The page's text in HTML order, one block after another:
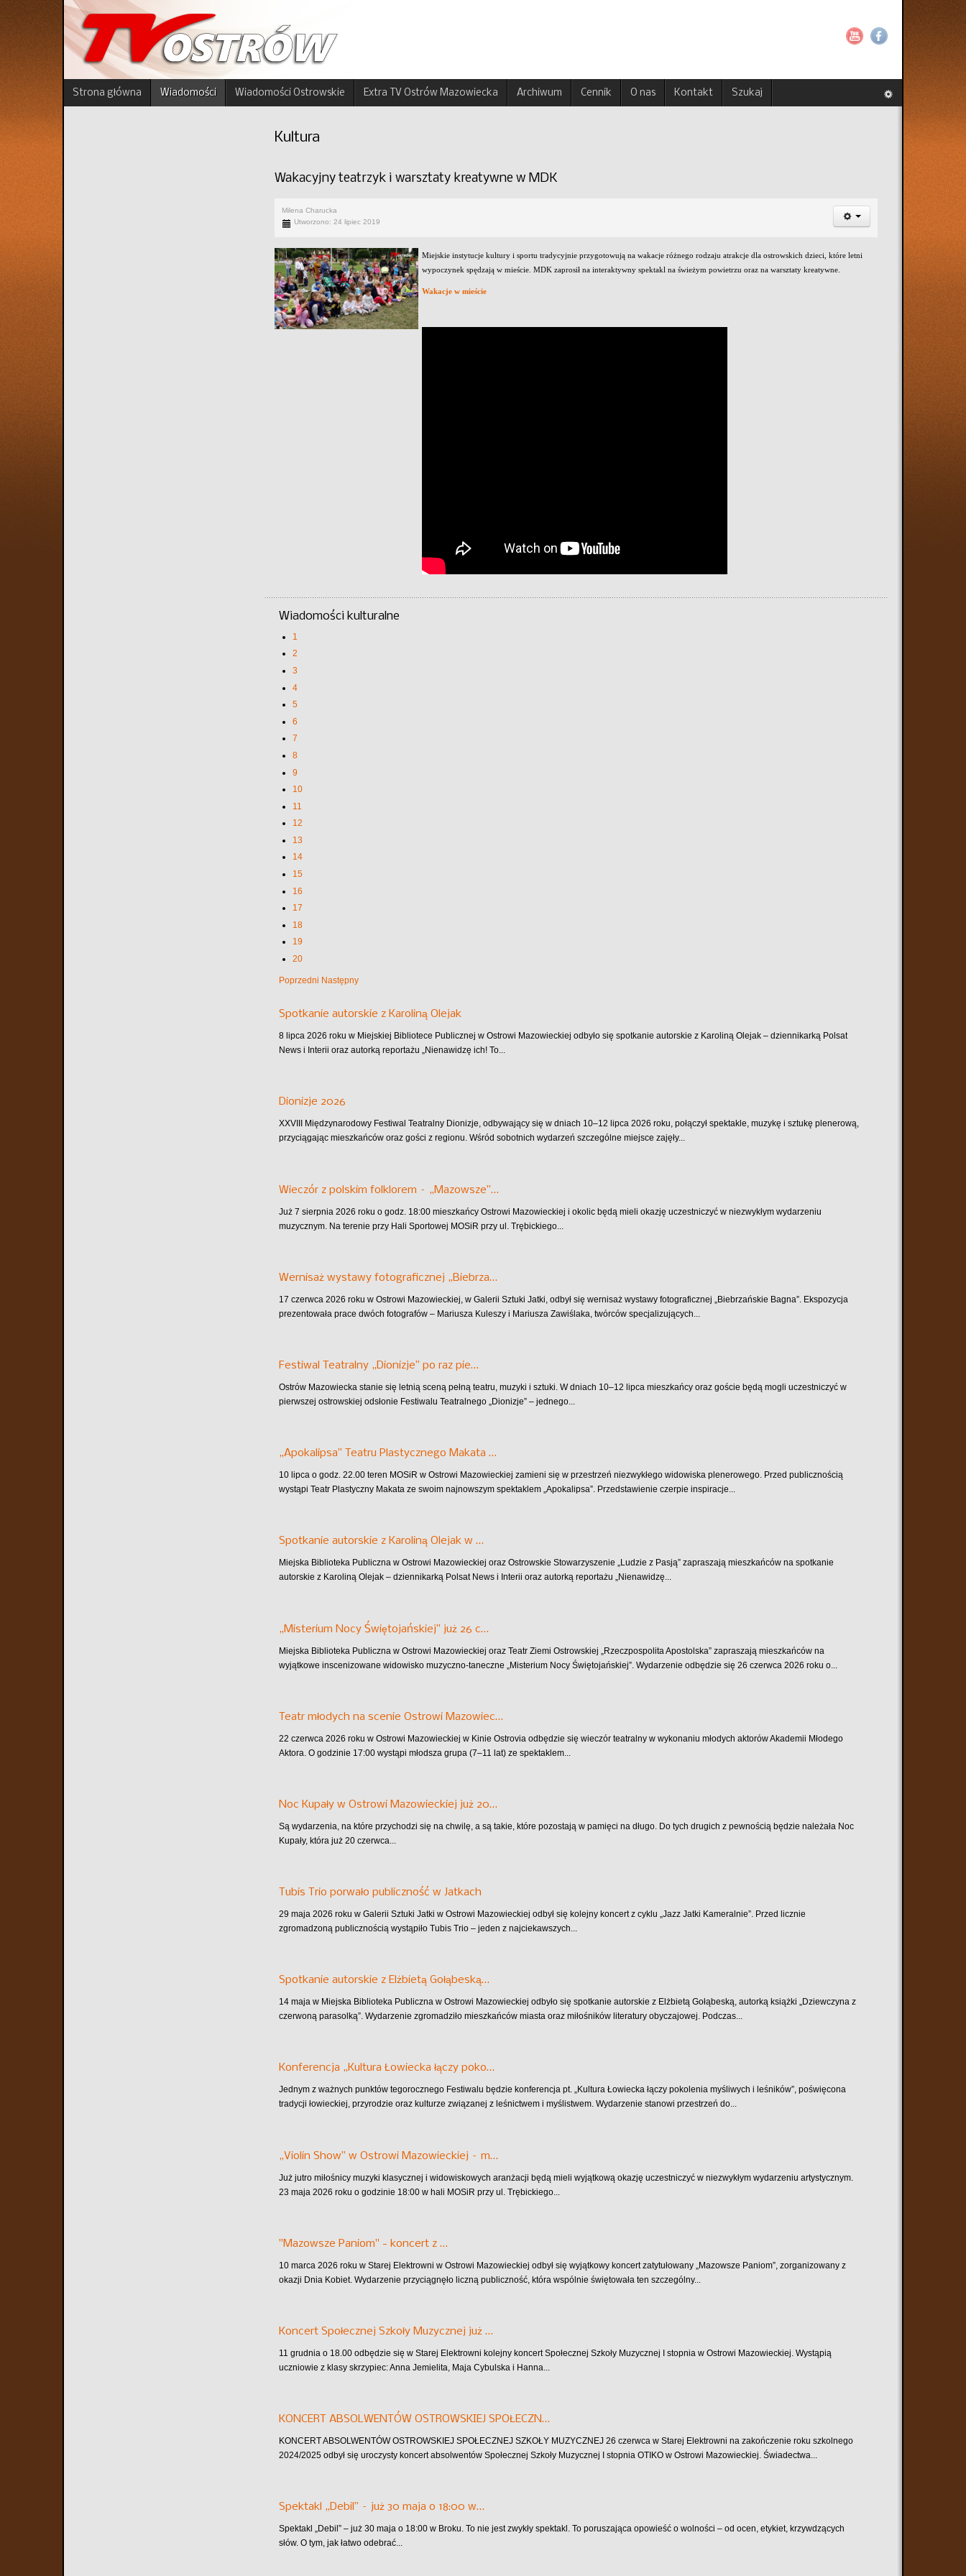
Strona główna Wiadomości Wiadomości Ostrowskie Extra TV Ostrów Mazowiecka Archiwum Cennik O nas Kontakt Szukaj
Kultura
Wakacyjny teatrzyk i warsztaty kreatywne w MDK
Milena Charucka
Utworzono: 24 lipiec 2019
Miejskie instytucje kultury i sportu tradycyjnie przygotowują na wakacje różnego rodzaju atrakcje dla ostrowskich dzieci, które letni
wypoczynek spędzają w mieście. MDK zaprosił na interaktywny spektakl na świeżym powietrzu oraz na warsztaty kreatywne.
Wakacje w mieście
Wiadomości kulturalne
1
2
3
4
5
6
7
8
9
10
11
12
13
14
15
16
17
18
19
20
Poprzedni Następny
Spotkanie autorskie z Karoliną Olejak
8 lipca 2026 roku w Miejskiej Bibliotece Publicznej w Ostrowi Mazowieckiej odbyło się spotkanie autorskie z Karoliną Olejak – dziennikarką Polsat
News i Interii oraz autorką reportażu „Nienawidzę ich! To...
Dionizje 2026
XXVIII Międzynarodowy Festiwal Teatralny Dionizje, odbywający się w dniach 10–12 lipca 2026 roku, połączył spektakle, muzykę i sztukę plenerową,
przyciągając mieszkańców oraz gości z regionu. Wśród sobotnich wydarzeń szczególne miejsce zajęły...
Wieczór z polskim folklorem – „Mazowsze”…
Już 7 sierpnia 2026 roku o godz. 18:00 mieszkańcy Ostrowi Mazowieckiej i okolic będą mieli okazję uczestniczyć w niezwykłym wydarzeniu
muzycznym. Na terenie przy Hali Sportowej MOSiR przy ul. Trębickiego...
Wernisaż wystawy fotograficznej „Biebrza…
17 czerwca 2026 roku w Ostrowi Mazowieckiej, w Galerii Sztuki Jatki, odbył się wernisaż wystawy fotograficznej „Biebrzańskie Bagna”. Ekspozycja
prezentowała prace dwóch fotografów – Mariusza Kuleszy i Mariusza Zawiślaka, twórców specjalizujących...
Festiwal Teatralny „Dionizje” po raz pie…
Ostrów Mazowiecka stanie się letnią sceną pełną teatru, muzyki i sztuki. W dniach 10–12 lipca mieszkańcy oraz goście będą mogli uczestniczyć w
pierwszej ostrowskiej odsłonie Festiwalu Teatralnego „Dionizje” – jednego...
„Apokalipsa” Teatru Plastycznego Makata …
10 lipca o godz. 22.00 teren MOSiR w Ostrowi Mazowieckiej zamieni się w przestrzeń niezwykłego widowiska plenerowego. Przed publicznością
wystąpi Teatr Plastyczny Makata ze swoim najnowszym spektaklem „Apokalipsa”. Przedstawienie czerpie inspiracje...
Spotkanie autorskie z Karoliną Olejak w …
Miejska Biblioteka Publiczna w Ostrowi Mazowieckiej oraz Ostrowskie Stowarzyszenie „Ludzie z Pasją” zapraszają mieszkańców na spotkanie
autorskie z Karoliną Olejak – dziennikarką Polsat News i Interii oraz autorką reportażu „Nienawidzę...
„Misterium Nocy Świętojańskiej” już 26 c…
Miejska Biblioteka Publiczna w Ostrowi Mazowieckiej oraz Teatr Ziemi Ostrowskiej „Rzeczpospolita Apostolska” zapraszają mieszkańców na
wyjątkowe inscenizowane widowisko muzyczno-taneczne „Misterium Nocy Świętojańskiej”. Wydarzenie odbędzie się 26 czerwca 2026 roku o...
Teatr młodych na scenie Ostrowi Mazowiec…
22 czerwca 2026 roku w Ostrowi Mazowieckiej w Kinie Ostrovia odbędzie się wieczór teatralny w wykonaniu młodych aktorów Akademii Młodego
Aktora. O godzinie 17:00 wystąpi młodsza grupa (7–11 lat) ze spektaklem...
Noc Kupały w Ostrowi Mazowieckiej już 20…
Są wydarzenia, na które przychodzi się na chwilę, a są takie, które pozostają w pamięci na długo. Do tych drugich z pewnością będzie należała Noc
Kupały, która już 20 czerwca...
Tubis Trio porwało publiczność w Jatkach
29 maja 2026 roku w Galerii Sztuki Jatki w Ostrowi Mazowieckiej odbył się kolejny koncert z cyklu „Jazz Jatki Kameralnie”. Przed licznie
zgromadzoną publicznością wystąpiło Tubis Trio – jeden z najciekawszych...
Spotkanie autorskie z Elżbietą Gołąbeską…
14 maja w Miejska Biblioteka Publiczna w Ostrowi Mazowieckiej odbyło się spotkanie autorskie z Elżbietą Gołąbeską, autorką książki „Dziewczyna z
czerwoną parasolką”. Wydarzenie zgromadziło mieszkańców miasta oraz miłośników literatury obyczajowej. Podczas...
Konferencja „Kultura Łowiecka łączy poko…
Jednym z ważnych punktów tegorocznego Festiwalu będzie konferencja pt. „Kultura Łowiecka łączy pokolenia myśliwych i leśników”, poświęcona
tradycji łowieckiej, przyrodzie oraz kulturze związanej z leśnictwem i myślistwem. Wydarzenie stanowi przestrzeń do...
„Violin Show” w Ostrowi Mazowieckiej – m…
Już jutro miłośnicy muzyki klasycznej i widowiskowych aranżacji będą mieli wyjątkową okazję uczestniczyć w niezwykłym wydarzeniu artystycznym.
23 maja 2026 roku o godzinie 18:00 w hali MOSiR przy ul. Trębickiego...
"Mazowsze Paniom" - koncert z …
10 marca 2026 roku w Starej Elektrowni w Ostrowi Mazowieckiej odbył się wyjątkowy koncert zatytułowany „Mazowsze Paniom”, zorganizowany z
okazji Dnia Kobiet. Wydarzenie przyciągnęło liczną publiczność, która wspólnie świętowała ten szczególny...
Koncert Społecznej Szkoły Muzycznej już …
11 grudnia o 18.00 odbędzie się w Starej Elektrowni kolejny koncert Społecznej Szkoły Muzycznej I stopnia w Ostrowi Mazowieckiej. Wystąpią
uczniowie z klasy skrzypiec: Anna Jemielita, Maja Cybulska i Hanna...
KONCERT ABSOLWENTÓW OSTROWSKIEJ SPOŁECZN…
KONCERT ABSOLWENTÓW OSTROWSKIEJ SPOŁECZNEJ SZKOŁY MUZYCZNEJ 26 czerwca w Starej Elektrowni na zakończenie roku szkolnego
2024/2025 odbył się uroczysty koncert absolwentów Społecznej Szkoły Muzycznej I stopnia OTIKO w Ostrowi Mazowieckiej. Świadectwa...
Spektakl „Debil” – już 30 maja o 18:00 w…
Spektakl „Debil” – już 30 maja o 18:00 w Broku. To nie jest zwykły spektakl. To poruszająca opowieść o wolności – od ocen, etykiet, krzywdzących
słów. O tym, jak łatwo odebrać...